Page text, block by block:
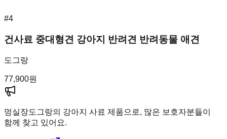
#4
건사료 중대형견 강아지 반려견 반려동물 애견
도그랑
77,900원
멍실장도그랑의 강아지 사료 제품으로, 많은 보호자분들이
함께 찾고 있어요.